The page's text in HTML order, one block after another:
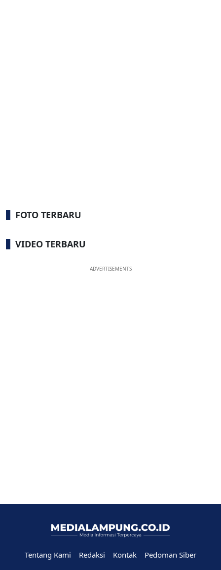
FOTO TERBARU
VIDEO TERBARU
ADVERTISEMENTS
Tentang Kami Redaksi Kontak
Pedoman Siber